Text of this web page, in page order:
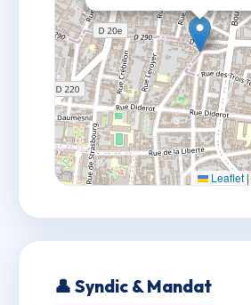
Leaflet |
👤 Syndic & Mandat